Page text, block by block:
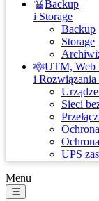
Backup
i Storage
Backup
Storage
UTM, Web
i Rozwiązania
Sieci
UPS
Menu